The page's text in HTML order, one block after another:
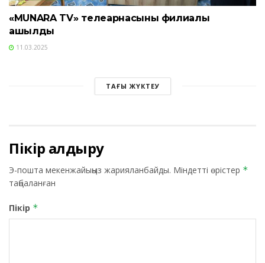
«MUNARA TV» телеарнасының филиалы
ашылды
11.03.2025
ТАҒЫ ЖҮКТЕУ
Пікір қалдыру
Э-пошта мекенжайыңыз жарияланбайды. Міндетті өрістер *
таңбаланған
Пікір *